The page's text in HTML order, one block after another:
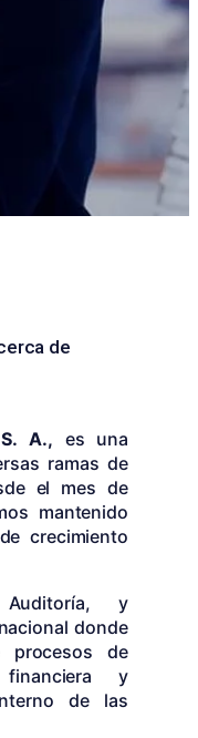
de
A., es una
ramas de
el mes de
mantenido
crecimiento
y
donde
procesos de
y
de las